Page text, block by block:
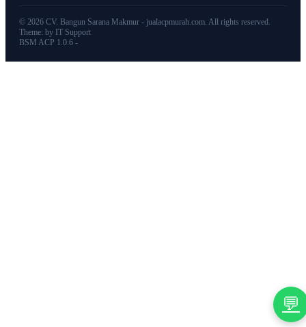
© 2026 CV. Bangun Sarana Makmur - jualacpmurah.com. All rights reserved.
Theme: by IT Support
BSM ACP 1.0.6 -
💬